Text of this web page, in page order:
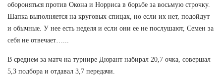
обороняться против Окона и Норриса в борьбе за восьмую строчку.
Шапка выполняется на круговых спицах, но если их нет, подойдут
и обычные. У нее есть неделя и если они ее не послушают, Семен за
себя не отвечает…...
В среднем за матч на турнире Дюрант набирал 20,7 очка, совершал
5,3 подбора и отдавал 3,7 передачи.